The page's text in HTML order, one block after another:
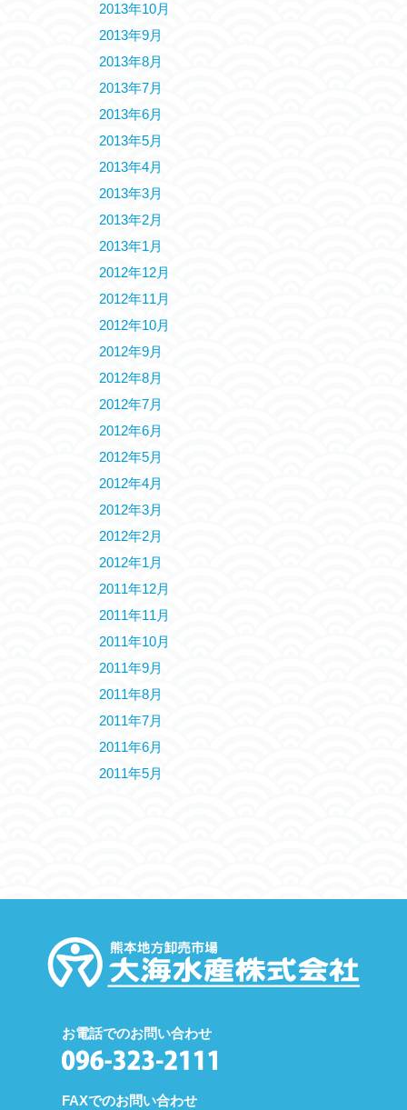
2013年10月
2013年9月
2013年8月
2013年7月
2013年6月
2013年5月
2013年4月
2013年3月
2013年2月
2013年1月
2012年12月
2012年11月
2012年10月
2012年9月
2012年8月
2012年7月
2012年6月
2012年5月
2012年4月
2012年3月
2012年2月
2012年1月
2011年12月
2011年11月
2011年10月
2011年9月
2011年8月
2011年7月
2011年6月
2011年5月
お電話でのお問い合わせ
FAXでのお問い合わせ